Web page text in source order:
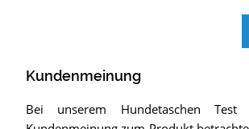
Kundenmeinung
Bei unserem Hundetaschen Test